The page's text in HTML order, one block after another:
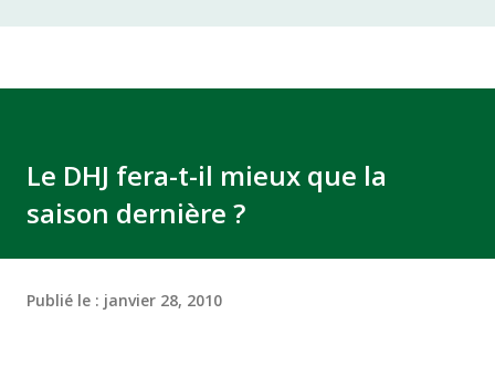
Le DHJ fera-t-il mieux que la
saison dernière ?
Publié le : janvier 28, 2010